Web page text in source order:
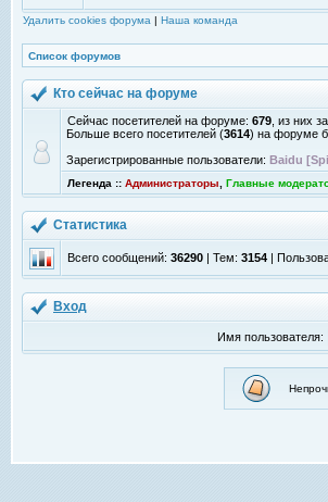
Удалить cookies форума | Наша команда
Список форумов
Кто сейчас на форуме
Сейчас посетителей на форуме: 679 , из них
Больше всего посетителей (3614) на форуме
Зарегистрированные пользователи: Baidu
Легенда :: Администраторы Главные
Статистика
Всего сообщений: 36290 | Тем: 3154 |
Вход
Имя пользователя: